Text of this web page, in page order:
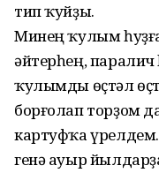
тип ҡуйҙы.
Минең ҡулым
әйтерһең,
ҡулымды өҫтәл
борғолап торҙом
картуфҡа
генә ауыр